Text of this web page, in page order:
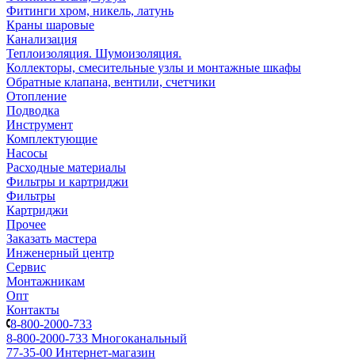
Фитинги хром, никель, латунь
Краны шаровые
Канализация
Теплоизоляция. Шумоизоляция.
Коллекторы, смесительные узлы и монтажные шкафы
Обратные клапана, вентили, счетчики
Отопление
Подводка
Инструмент
Комплектующие
Насосы
Расходные материалы
Фильтры и картриджи
Фильтры
Картриджи
Прочее
Заказать мастера
Инженерный центр
Сервис
Монтажникам
Опт
Контакты
8-800-2000-733
8-800-2000-733 Многоканальный
77-35-00 Интернет-магазин